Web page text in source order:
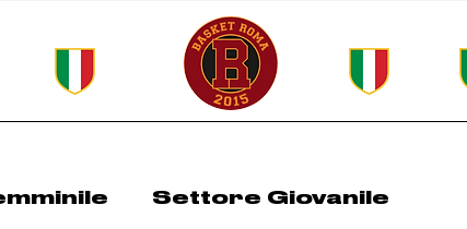
Settore Giovanile